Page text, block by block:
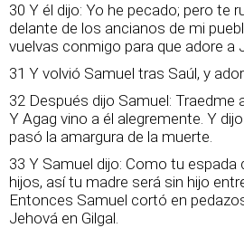
30 Y él dijo: Yo he pecado; pero te
delante de los ancianos de mi
vuelvas conmigo para que adore a
31 Y volvió Samuel tras Saúl, y
32 Después dijo Samuel: Traedme
Y Agag vino a él alegremente. Y
pasó la amargura de la muerte.
33 Y Samuel dijo: Como tu espada
hijos, así tu madre será sin hijo
Entonces Samuel cortó en
Jehová en Gilgal.